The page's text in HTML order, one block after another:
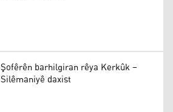
Şofêrên barhilgiran rêya Kerkûk –
Silêmaniyê daxist